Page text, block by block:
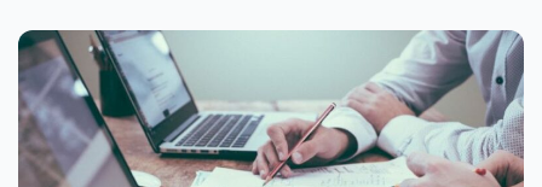
Agenda
Catálogo
de
cursos